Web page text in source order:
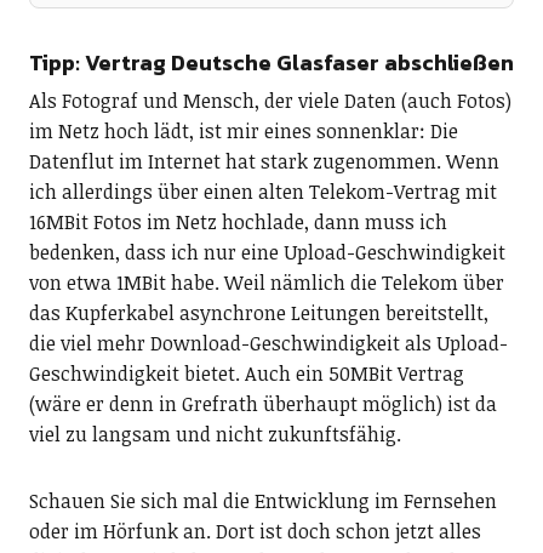
Tipp: Vertrag Deutsche Glasfaser abschließen
Als Fotograf und Mensch, der viele Daten (auch Fotos)
im Netz hoch lädt, ist mir eines sonnenklar: Die
Datenflut im Internet hat stark zugenommen. Wenn
ich allerdings über einen alten Telekom-Vertrag mit
16MBit Fotos im Netz hochlade, dann muss ich
bedenken, dass ich nur eine Upload-Geschwindigkeit
von etwa 1MBit habe. Weil nämlich die Telekom über
das Kupferkabel asynchrone Leitungen bereitstellt,
die viel mehr Download-Geschwindigkeit als Upload-
Geschwindigkeit bietet. Auch ein 50MBit Vertrag
(wäre er denn in Grefrath überhaupt möglich) ist da
viel zu langsam und nicht zukunftsfähig.
Schauen Sie sich mal die Entwicklung im Fernsehen
oder im Hörfunk an. Dort ist doch schon jetzt alles